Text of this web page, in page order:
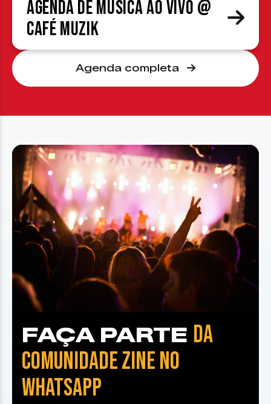
Agenda de Música ao Vivo @
Café Muzik
Agenda completa
FAÇA PARTE DA
COMUNIDADE ZINE NO
WHATSAPP